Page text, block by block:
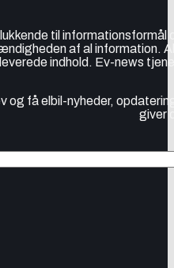
til
af al information.
leverede indhold. Ev-news
og få elbil-nyheder,
giver